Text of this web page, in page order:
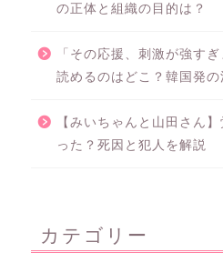
の正体と組織の目的は？
「その応援、刺激が強す
読めるのはどこ？韓国発の
【みいちゃんと山田さん
った？死因と犯人を解説
カテゴリー